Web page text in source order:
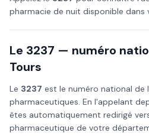
pharmacie de nuit disponible dans
Le 3237 — numéro
Tours
Le 3237 est le numéro national de
pharmaceutiques. En l'appelant
êtes automatiquement redirigé
pharmaceutique de votre